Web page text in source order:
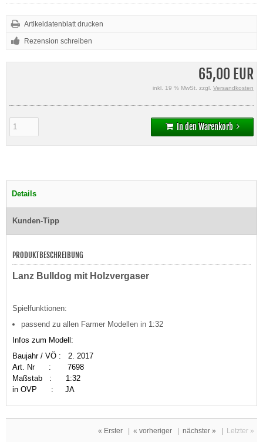
Artikeldatenblatt drucken
Rezension schreiben
65,00 EUR
inkl. 19 % MwSt. zzgl. Versandkosten
In den Warenkorb
Details
Kunden-Tipp
PRODUKTBESCHREIBUNG
Lanz Bulldog mit Holzvergaser
Spielfunktionen:
passend zu allen Farmer Modellen in 1:32
Infos zum Modell:
Baujahr / VÖ : 2. 2017
Art. Nr : 7698
Maßstab
: 1:32
in OVP : JA
« Erster | « vorheriger | nächster » | Letzter »